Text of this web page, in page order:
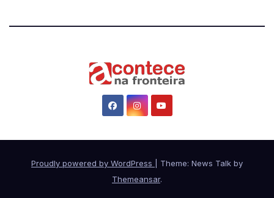
Proudly powered by WordPress
Theme: News Talk by
Themeansar.